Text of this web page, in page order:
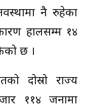
नै रुहेका
हालसम्म १४
छ ।
दोस्रो राज्य
११४ जनामा